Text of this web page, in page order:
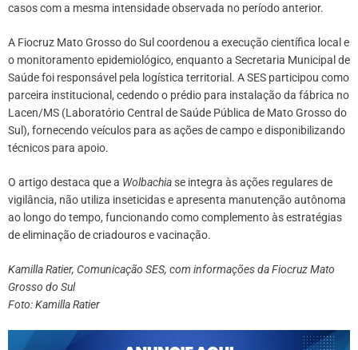
casos com a mesma intensidade observada no período anterior.
A Fiocruz Mato Grosso do Sul coordenou a execução científica local e
o monitoramento epidemiológico, enquanto a Secretaria Municipal de
Saúde foi responsável pela logística territorial. A SES participou como
parceira institucional, cedendo o prédio para instalação da fábrica no
Lacen/MS (Laboratório Central de Saúde Pública de Mato Grosso do
Sul), fornecendo veículos para as ações de campo e disponibilizando
técnicos para apoio.
O artigo destaca que a Wolbachiase integra às ações regulares de
vigilância, não utiliza inseticidas e apresenta manutenção autônoma
ao longo do tempo, funcionando como complemento às estratégias
de eliminação de criadouros e vacinação.
Kamilla Ratier, Comunicação SES, com informações da Fiocruz Mato
Grosso do Sul
Foto: Kamilla Ratier